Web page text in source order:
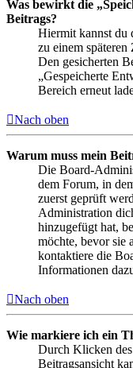
Was bewirkt die
Beitrags?
Hiermit kannst du
zu einem
Den gesicherten
„Gespeicherte
Bereich erneut
Nach oben
Warum muss mein
Die Board-
dem Forum, in
zuerst geprüft
Administration
hinzugefügt hat,
möchte, bevor sie
kontaktiere die
Informationen
Nach oben
Wie markiere ich ein
Durch Klicken
Beitragsansicht